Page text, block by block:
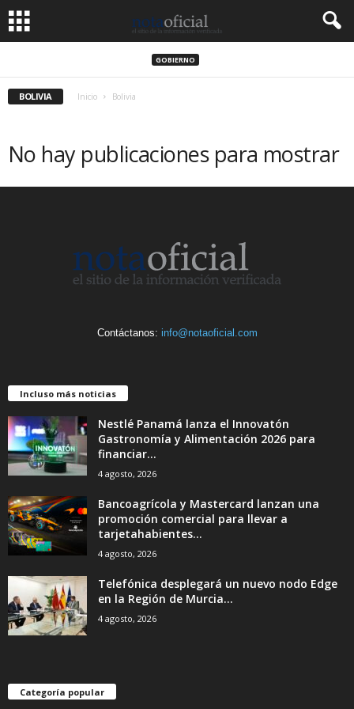
GOBIERNO
BOLIVIA Inicio Bolivia
No hay publicaciones para mostrar
Contáctanos: info@notaoficial.com
Incluso más noticias
Nestlé Panamá lanza el Innovatón
Gastronomía y Alimentación 2026 para
financiar...
4 agosto, 2026
Bancoagrícola y Mastercard lanzan una
promoción comercial para llevar a
tarjetahabientes...
4 agosto, 2026
Telefónica desplegará un nuevo nodo Edge
en la Región de Murcia...
4 agosto, 2026
Categoría popular